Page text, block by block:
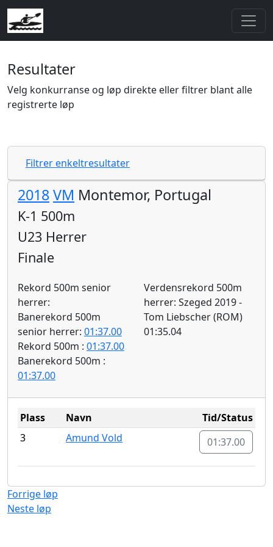
Resultater
Velg konkurranse og løp direkte eller filtrer blant alle
registrerte løp
Filtrer enkeltresultater
2018VM Montemor, Portugal
K-1 500m
U23 Herrer
Finale
Rekord 500m senior
herrer:
Banerekord 500m
senior herrer: 01:37.00
Rekord 500m : 01:37.00
Banerekord 500m :
01:37.00
Verdensrekord 500m
herrer: Szeged 2019 -
Tom Liebscher (ROM)
01:35.04
Plass Navn
Tid/Status
3
Amund Vold 01:37.00
Forrige løp
Neste løp